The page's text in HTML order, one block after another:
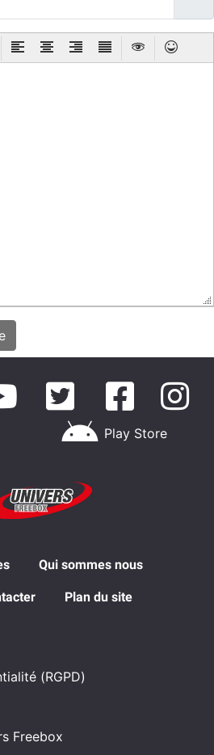
Play Store
Qui sommes nous
Plan du site
(RGPD)
Freebox